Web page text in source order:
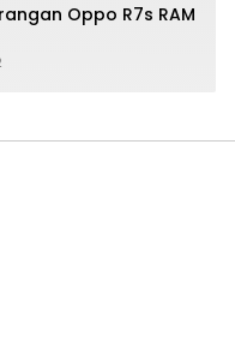
Oppo R7s RAM